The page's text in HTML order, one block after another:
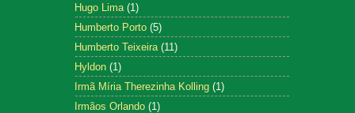
Hugo Lima (1)
Humberto Porto (5)
Humberto Teixeira (11)
Hyldon (1)
Irmã Míria Therezinha Kolling (1)
Irmãos Orlando (1)